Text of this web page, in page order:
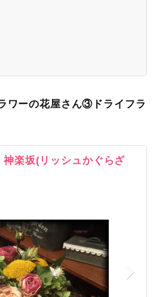
ワーの花屋さん③ドライフラ
神楽坂(リッシュかぐらざ